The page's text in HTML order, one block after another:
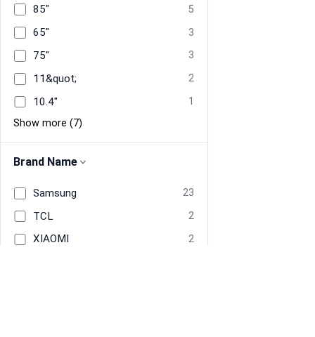
85" 5
65" 3
75" 3
11&quot; 2
10.4"
1
Show more (7)
Brand Name
Samsung 23
TCL 2
XIAOMI 2